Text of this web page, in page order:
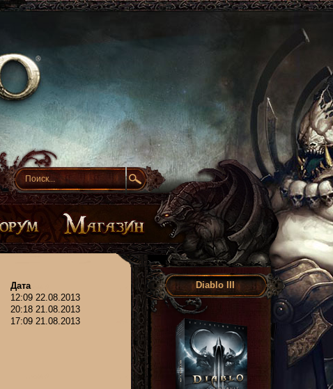
Дата
12:09 22.08.2013
20:18 21.08.2013
17:09 21.08.2013
Diablo III